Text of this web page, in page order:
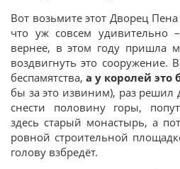
Вот возьмите этот Дворец
что уж совсем удивительно
вернее, в этом году пришла
воздвигнуть это
беспамятства, а у королей это
бы за это извиним), раз решил
снести половину горы,
здесь старый монастырь, а
ровной строительной
голову взбредёт.